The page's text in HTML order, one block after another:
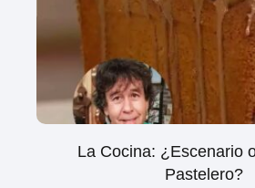
La Cocina: ¿Escenario
Pastelero?